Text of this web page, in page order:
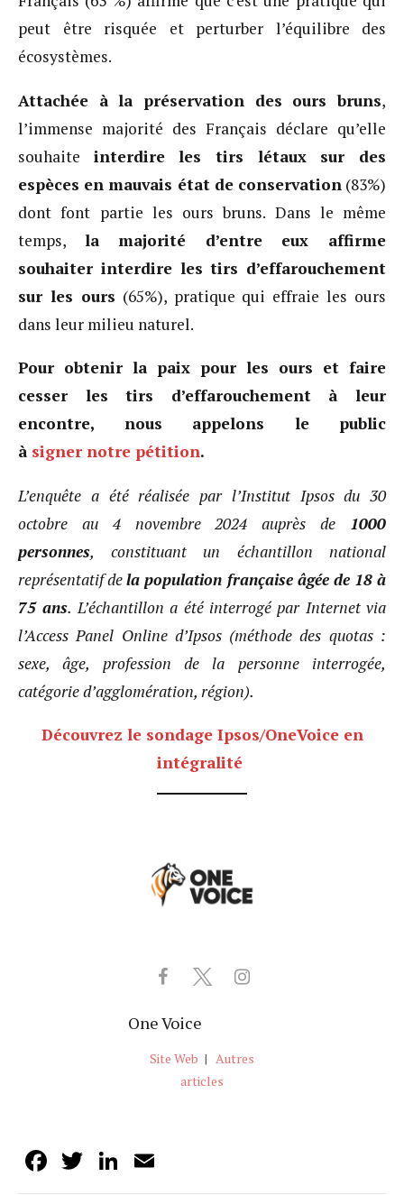
peut être risquée et perturber l’équilibre des
écosystèmes.
Attachée à la préservation des ours bruns,
l’immense majorité des Français déclare qu’elle
souhaite interdire les tirs létaux sur des
espèces en mauvais état de conservation(83%)
dont font partie les ours bruns. Dans le même
temps, la majorité d’entre eux affirme
souhaiter interdire les tirs d’effarouchement
sur les ours (65%), pratique qui effraie les ours
dans leur milieu naturel.
Pour obtenir la paix pour les ours et faire
cesser les tirs d’effarouchement à leur
encontre, nous appelons le public
à signer notre pétition.
L’enquête a été réalisée par l’Institut Ipsos du 30
octobre au 4 novembre 2024 auprès de 1000
personnes, constituant un échantillon national
représentatif dela population française âgée de 18 à
75 ans. L’échantillon a été interrogé par Internet via
l’Access Panel Online d’Ipsos (méthode des quotas :
sexe, âge, profession de la personne interrogée,
catégorie d’agglomération, région).
Découvrez le sondage Ipsos/OneVoice en
intégralité
One Voice
Site Web | Autres
articles
Facebook
TwitterLinkedIn